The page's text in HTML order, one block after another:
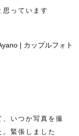
っています
いつか写真を撮
緊張しました